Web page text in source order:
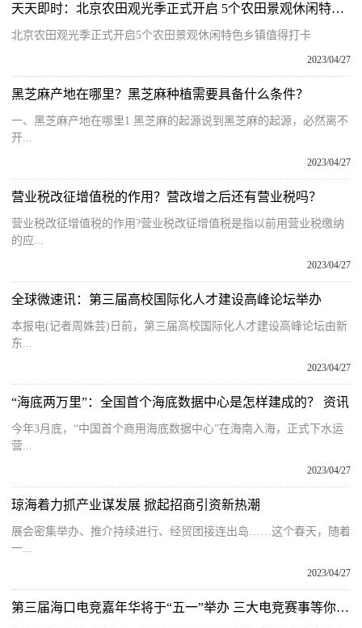
天天即时：北京农田观光季正式开启 5个农田景观休闲特色乡镇值得打卡
北京农田观光季正式开启5个农田景观休闲特色乡镇值得打卡
2023/04/27
黑芝麻产地在哪里？黑芝麻种植需要具备什么条件？
一、黑芝麻产地在哪里1 黑芝麻的起源说到黑芝麻的起源，必然离不
开...
2023/04/27
营业税改征增值税的作用？营改增之后还有营业税吗？
营业税改征增值税的作用?营业税改征增值税是指以前用营业税缴纳
的应...
2023/04/27
全球微速讯：第三届高校国际化人才建设高峰论坛举办
本报电(记者周姝芸)日前，第三届高校国际化人才建设高峰论坛由新
东...
2023/04/27
“海底两万里”：全国首个海底数据中心是怎样建成的？ 资讯
今年3月底，“中国首个商用海底数据中心”在海南入海，正式下水运
营...
2023/04/27
琼海着力抓产业谋发展 掀起招商引资新热潮
展会密集举办、推介持续进行、经贸团接连出岛……这个春天，随着
一...
2023/04/27
第三届海口电竞嘉年华将于“五一”举办 三大电竞赛事等你来挑战 天天新资讯